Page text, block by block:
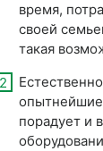
время,
своей
такая
опытнейшие
порадует и